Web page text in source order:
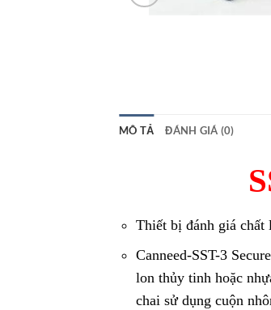
MÔ TẢ ĐÁNH GIÁ (0)
Thiết bị đánh giá chất
Canneed-SST-3
lon thủy tinh hoặc
chai sử dụng cuộn